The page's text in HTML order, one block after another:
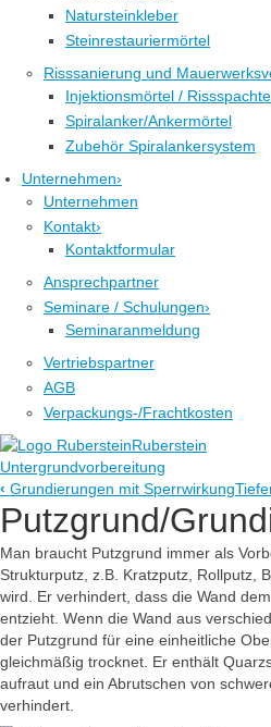
Natursteinkleber
Steinrestauriermörtel
Risssanierung und
Injektionsmörtel /
Spiralanker/Ankermörtel
Zubehör Spiralankersystem
Unternehmen›
Unternehmen
Kontakt›
Kontaktformular
Ansprechpartner
Seminare / Schulungen›
Seminaranmeldung
Vertriebspartner
AGB
Verpackungs-/Frachtkosten
Ruberstein
Untergrundvorbereitung
‹ Grundierungen mit Sperrwirkung
Putzgrund/
Man braucht Putzgrund immer als
Strukturputz, z.B. Kratzputz, Rollputz,
wird. Er verhindert, dass die Wand
entzieht. Wenn die Wand aus
der Putzgrund für eine einheitliche
gleichmäßig trocknet. Er enthält
aufraut und ein Abrutschen von
verhindert.